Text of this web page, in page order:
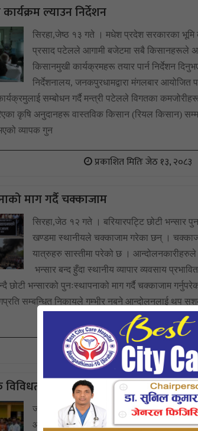
कार्यक्रम ल्याउन निर्देशन
सिरहा,जेष्ठ १३ गते । मधेश प्रदेश सरकारका भूमि
प्रसाद पटेलले आगामी बजेटमा सबै किसानहरूले
किसानमुखी कार्यक्रमहरू तयार पार्न निर्देशन
निर्देशनालय, जनकपुरधामद्वारा मंगलबार आयोजित
सम्बोधन गर्दै मन्त्री पटेलले विगतका
कृषि अनुदानहरू वास्तविक किसान (रियल किसान)
व्यापक गुन
प्रकाशित मितिः जेठ १३, २०८३
माग गर्दै चक्काजाम
सिरहा,जेठ १२ गते । बरियारपट्टि छोटी भन्सार
खण्डमा स्थानीयले चक्काजाम गरेका छन् ।
यात्रुहरु सास्तीमा परेको छ । आन्दोलनकारीहरुले
भन्सार बन्द हुँदा स्थानीय व्यापार व्यवसाय
छोटी भन्सारको पुनःस्थापनाको माग गर्दै चक्काजाम
सम्बन्धित निकायले गम्भीर नबने आन्दोलनलाई थप
प्रकाशित मितिः जेठ १२, २०८३
दिवस मनाए
जनकपुरधाम, जेष्ठ ८ गते । मधेश प्रदेश सरकार,
आज विश्व जैविक विविधता दिवस, २०८३